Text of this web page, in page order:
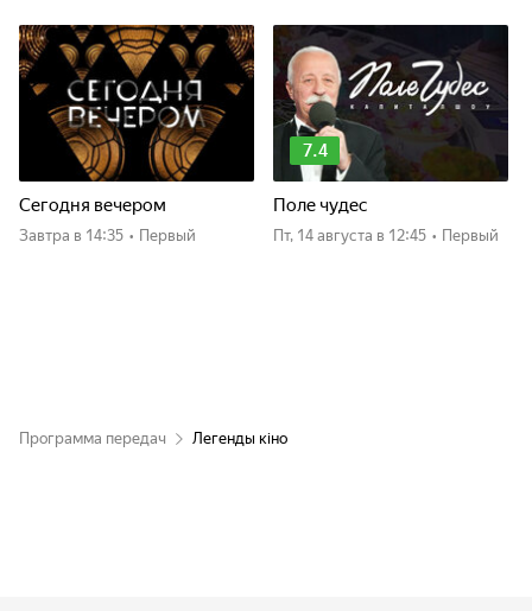
Сегодня вечером
Завтра в 14:35 • Первый
7.4
Поле чудес
пт, 14 августа в 12:45 • Первый
Программа передач Легенды кіно